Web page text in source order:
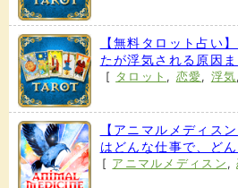
【無料タロット占い
たが浮気される原因ま
[ タロット , 恋愛, 浮気
【アニマルメディス
はどんな仕事で、ど
[ アニマルメディスン ,